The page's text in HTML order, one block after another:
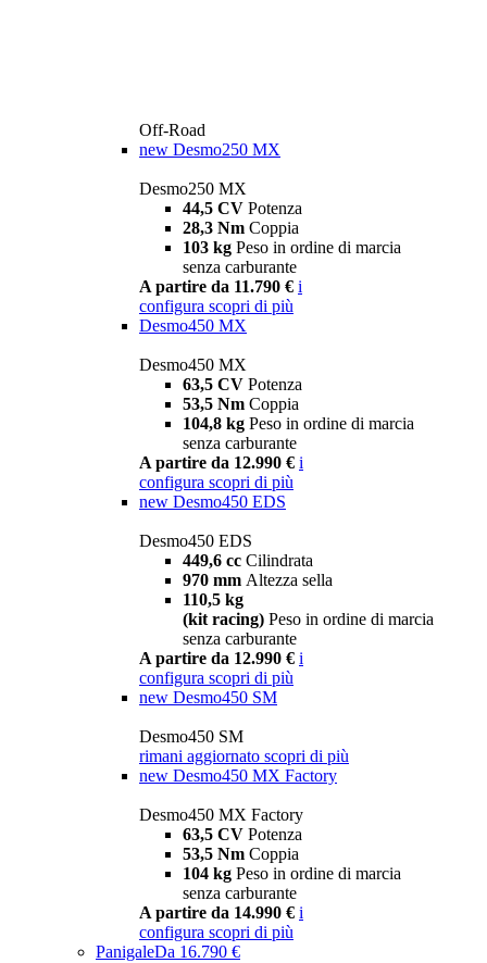
Off-Road
new Desmo250 MX
Desmo250 MX
44,5 CV Potenza
28,3 Nm Coppia
103 kg Peso in ordine di marcia
senza carburante
A partire da 11.790 € i
configura scopri di più
Desmo450 MX
Desmo450 MX
63,5 CV Potenza
53,5 Nm Coppia
104,8 kg Peso in ordine di marcia
senza carburante
A partire da 12.990 € i
configura scopri di più
new Desmo450 EDS
Desmo450 EDS
449,6 cc Cilindrata
970 mm Altezza sella
110,5 kg
(kit racing) Peso in ordine di marcia
senza carburante
A partire da 12.990 € i
configura scopri di più
new Desmo450 SM
Desmo450 SM
rimani aggiornato scopri di più
new Desmo450 MX Factory
Desmo450 MX Factory
63,5 CV Potenza
53,5 Nm Coppia
104 kg Peso in ordine di marcia
senza carburante
A partire da 14.990 € i
configura scopri di più
PanigaleDa 16.790 €